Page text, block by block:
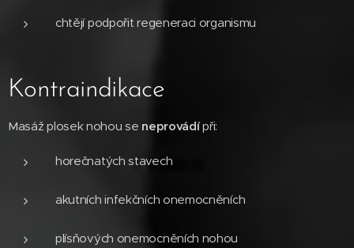
chtějí podpořit regeneraci organismu
Kontraindikace
Masáž plosek nohou se neprovádípři:
horečnatých stavech
akutních infekčních onemocněních
plísňových onemocněních nohou